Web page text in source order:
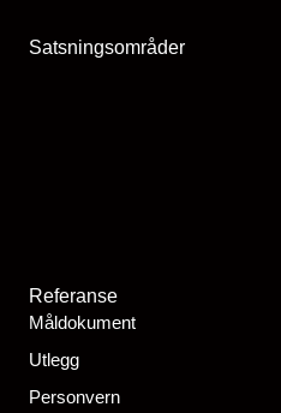
Satsningsområder
Referanse
Måldokument
Utlegg
Personvern